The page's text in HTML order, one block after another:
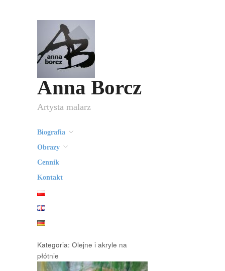
Anna Borcz
Artysta malarz
Biografia
Obrazy
Cennik
Kontakt
Kategoria: Olejne i akryle na
płótnie